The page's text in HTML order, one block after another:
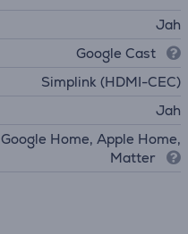
Jah
Google Cast
Simplink (HDMI-CEC)
Jah
Google Home, Apple Home,
Matter